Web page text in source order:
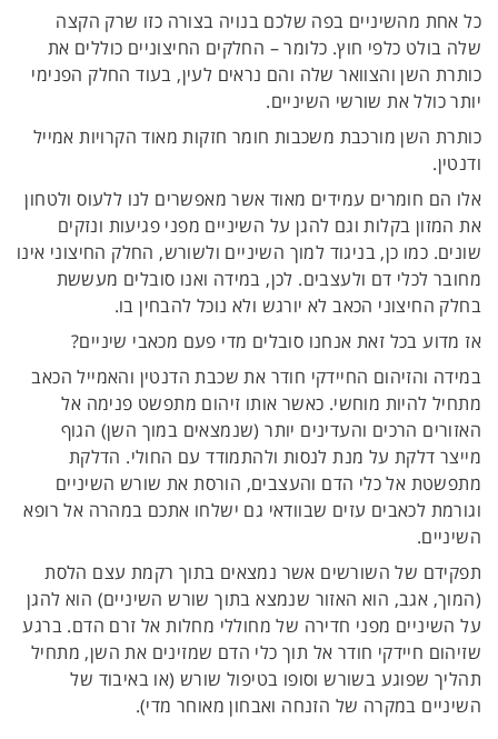
כל אחת מהשיניים בפה שלכם בנויה בצורה כזו שרק הקצה
שלה בולט כלפי חוץ. כלומר – החלקים החיצוניים כוללים את
כותרת השן והצוואר שלה והם נראים לעין, בעוד החלק הפנימי
יותר כולל את שורשי השיניים.
כותרת השן מורכבת משכבות חומר חזקות מאוד הקרויות אמייל
ודנטין.
אלו הם חומרים עמידים מאוד אשר מאפשרים לנו ללעוס ולטחון
את המזון בקלות וגם להגן על השיניים מפני פגיעות ונזקים
שונים. כמו כן, בניגוד למוך השיניים ולשורש, החלק החיצוני אינו
מחובר לכלי דם ולעצבים. לכן, במידה ואנו סובלים מעששת
בחלק החיצוני הכאב לא יורגש ולא נוכל להבחין בו.
אז מדוע בכל זאת אנחנו סובלים מדי פעם מכאבי שיניים?
במידה והזיהום החיידקי חודר את שכבת הדנטין והאמייל הכאב
מתחיל להיות מוחשי. כאשר אותו זיהום מתפשט פנימה אל
האזורים הרכים והעדינים יותר (שנמצאים במוך השן) הגוף
מייצר דלקת על מנת לנסות ולהתמודד עם החולי. הדלקת
מתפשטת אל כלי הדם והעצבים, הורסת את שורש השיניים
וגורמת לכאבים עזים שבוודאי גם ישלחו אתכם במהרה אל רופא
השיניים.
תפקידם של השורשים אשר נמצאים בתוך רקמת עצם הלסת
(המוך, אגב, הוא האזור שנמצא בתוך שורש השיניים) הוא להגן
על השיניים מפני חדירה של מחוללי מחלות אל זרם הדם. ברגע
שזיהום חיידקי חודר אל תוך כלי הדם שמזינים את השן, מתחיל
תהליך שפוגע בשורש וסופו בטיפול שורש (או באיבוד של
השיניים במקרה של הזנחה ואבחון מאוחר מדי).